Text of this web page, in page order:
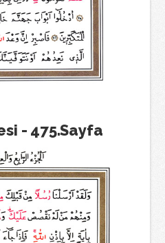
- 475.Sayfa